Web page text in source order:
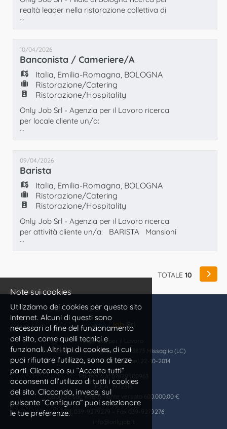
realtà leader nella ristorazione collettiva di
alto livello un/a: ADDETTO/A MENSA
Principali responsabilità: - Allestimento dei
banchi espositivi e della sala pranzo; -
Porzionamento e servizio delle pietanze
calde e fredde ai clienti; - Supporto base alla
cucina; - Operazioni di sbarazzo dei t
...
10/04/2026
Banconista / Cameriere/a
Italia, Emilia-Romagna, BOLOGNA
Ristorazione/Catering
Ristorazione/Hospitality
Only Job Srl - Agenzia per il Lavoro ricerca
per locale cliente un/a:
BANCONISTA/CAMERIERE Mansioni: -
Accoglienza clienti e gestione ordinazioni -
Servizio al banco e al tavolo - Preparazione
bevande semplici e supporto nella gestione
del banco - Riordino e pulizia dell'area di
lavoro - Gestione cassa (se necessario)
Requisiti: - Buon
...
09/04/2026
Barista
Italia, Emilia-Romagna, BOLOGNA
Ristorazione/Catering
Ristorazione/Hospitality
Only Job Srl - Agenzia per il Lavoro ricerca
per attività cliente un/a: BARISTA Mansioni
principali: - Preparazione caffetteria e
bevande - Servizio al banco e gestione clienti
pulizia del punto vendita Requisiti richiesti: -
doti relazionali e orientam
...
TOTALE 10
OnlyJobSrl
Agenzia per il Lavoro
Via Maria Gaetana Agnesi, 10 – 23873 Missaglia (LC)
Aut. Min. a T.I. 39/0002399 del 22-10-2014
Partita IVA: 07629500963
R.E.A.. 1972316
Capitale soc. interamente versato 600.000,00 €
Tel. 039-9279279 – Fax 039-9279276
info@onlyjob.it
Note sui cookies
Utilizziamo dei cookies per questo sito
internet. Alcuni di questi sono
necessari al fine del funzionamento
del sito, come quelli tecnici e
funzionali. Altri tipi di cookies, di cui
puoi rifiutare l’utilizzo, sono di terze
parti. Cliccando su “Accetta tutti”
acconsenti all’utilizzo di tutti i cookies
del sito. Cliccando, invece, sul
pulsante “Configura” puoi selezionare
le tue preferenze.